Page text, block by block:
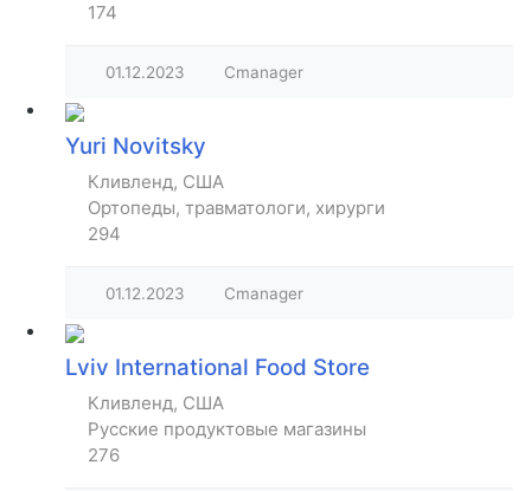
174
01.12.2023 Cmanager
Yuri Novitsky
Кливленд, США
Ортопеды, травматологи, хирурги
294
01.12.2023 Cmanager
Lviv International Food Store
Кливленд, США
Русские продуктовые магазины
276